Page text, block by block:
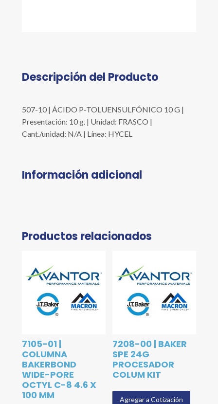
Descripción del Producto
507-10 | ÁCIDO P-TOLUENSULFÓNICO 10 G |
Presentación: 10 g. | Unidad: FRASCO |
Cant./unidad: N/A | Línea: HYCEL
Información adicional
Productos relacionados
7105-01 |
COLUMNA
BAKERBOND
WIDE-PORE
OCTYL C-8 4.6 X
100 MM
7208-00 | BAKER
SPE 24G
PROCESADOR
COLUM KIT
Agregar a Cotización